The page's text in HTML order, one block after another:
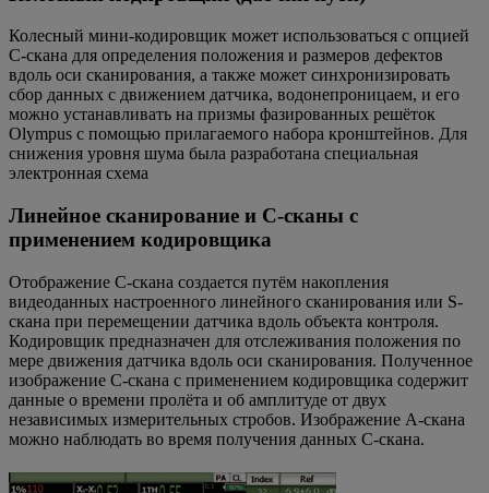
Колесный мини-кодировщик может использоваться с опцией
С-скана для определения положения и размеров дефектов
вдоль оси сканирования, а также может синхронизировать
сбор данных с движением датчика, водонепроницаем, и его
можно устанавливать на призмы фазированных решёток
Olympus с помощью прилагаемого набора кронштейнов. Для
снижения уровня шума была разработана специальная
электронная схема
Линейное сканирование и С-сканы с
применением кодировщика
Отображение С-скана создается путём накопления
видеоданных настроенного линейного сканирования или S-
скана при перемещении датчика вдоль объекта контроля.
Кодировщик предназначен для отслеживания положения по
мере движения датчика вдоль оси сканирования. Полученное
изображение С-скана с применением кодировщика содержит
данные о времени пролёта и об амплитуде от двух
независимых измерительных стробов. Изображение А-скана
можно наблюдать во время получения данных С-скана.